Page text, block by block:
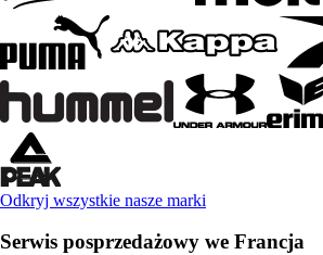
Odkryj wszystkie nasze marki
Serwis posprzedażowy we Francja